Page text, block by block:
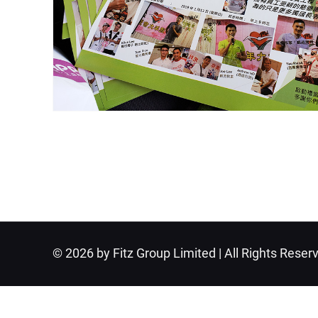
© 2026 by Fitz Group Limited | All Rights